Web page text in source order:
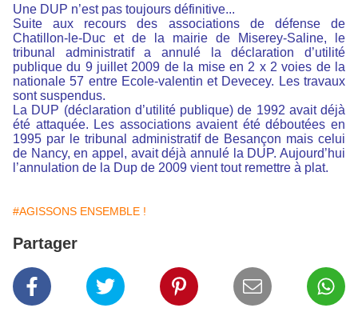
Une DUP n’est pas toujours définitive...
Suite aux recours des associations de défense de
Chatillon-le-Duc et de la mairie de Miserey-Saline, le
tribunal administratif a annulé la déclaration d’utilité
publique du 9 juillet 2009 de la mise en 2 x 2 voies de la
nationale 57 entre Ecole-valentin et Devecey. Les travaux
sont suspendus.
La DUP (déclaration d’utilité publique) de 1992 avait déjà
été attaquée. Les associations avaient été déboutées en
1995 par le tribunal administratif de Besançon mais celui
de Nancy, en appel, avait déjà annulé la DUP. Aujourd’hui
l’annulation de la Dup de 2009 vient tout remettre à plat.
#AGISSONS ENSEMBLE !
Partager